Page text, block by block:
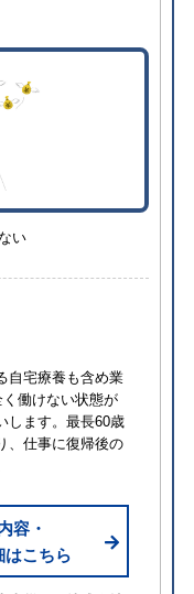
い
自宅療養も含め業
働けない状態が
します。最長60歳
、仕事に復帰後の
容・
はこちら